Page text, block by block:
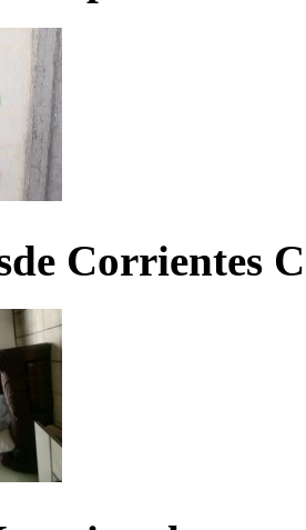
Corrientes